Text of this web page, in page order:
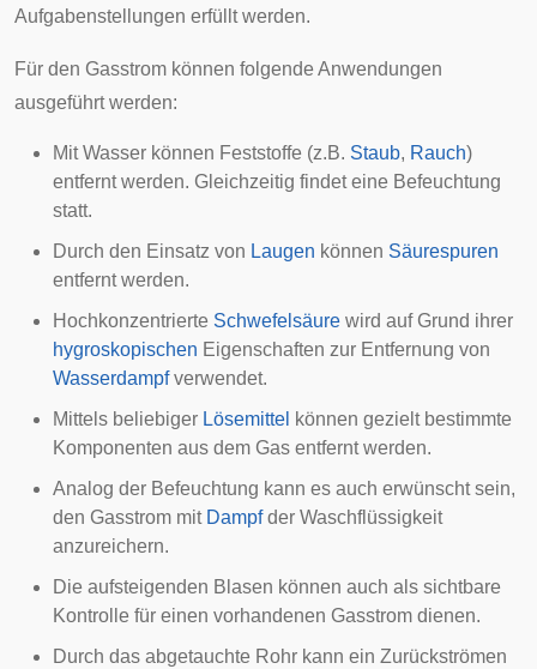
Aufgabenstellungen erfüllt werden.
Für den Gasstrom können folgende Anwendungen
ausgeführt werden:
Mit Wasser können Feststoffe (z.B. Staub, Rauch)
entfernt werden. Gleichzeitig findet eine Befeuchtung
statt.
Durch den Einsatz von Laugen können Säurespuren
entfernt werden.
Hochkonzentrierte Schwefelsäure wird auf Grund ihrer
hygroskopischen Eigenschaften zur Entfernung von
Wasserdampfverwendet.
Mittels beliebiger Lösemittel können gezielt bestimmte
Komponenten aus dem Gas entfernt werden.
Analog der Befeuchtung kann es auch erwünscht sein,
den Gasstrom mit Dampfder Waschflüssigkeit
anzureichern.
Die aufsteigenden Blasen können auch als sichtbare
Kontrolle für einen vorhandenen Gasstrom dienen.
Durch das abgetauchte Rohr kann ein Zurückströmen